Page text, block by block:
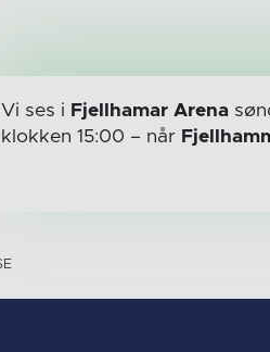
Vi ses i Fjellhamar Arena
klokken 15:00 – når